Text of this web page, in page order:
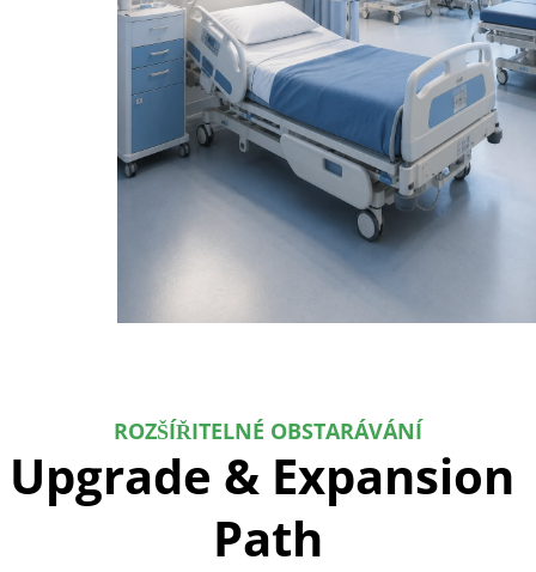
ROZŠÍŘITELNÉ OBSTARÁVÁNÍ
Upgrade & Expansion
Path